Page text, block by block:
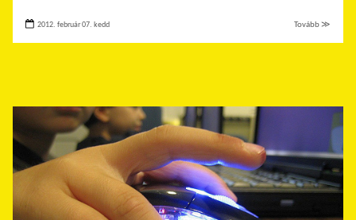
2012. február 07. kedd Tovább ≫